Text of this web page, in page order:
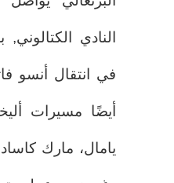
النادي
في انتقال أنسو
أيضًا مسيرات
يامال، مارك